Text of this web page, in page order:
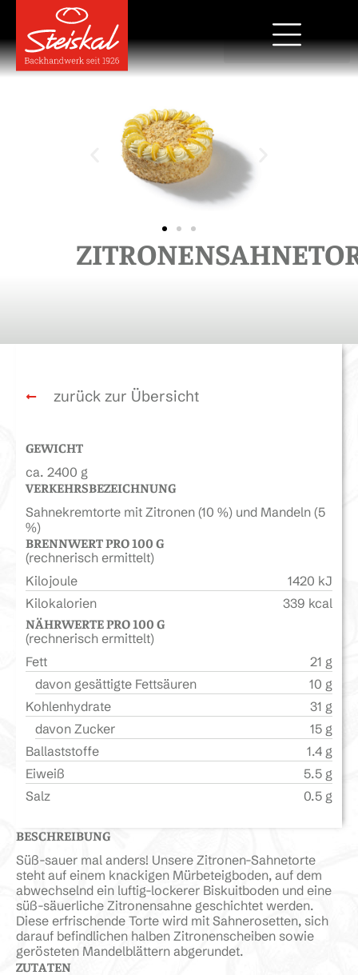
zurück zur Übersicht
GEWICHT
ca. 2400 g
VERKEHRSBEZEICHNUNG
Sahnekremtorte mit Zitronen (10 %) und Mandeln (5
%)
BRENNWERT PRO 100 G
(rechnerisch ermittelt)
Kilojoule
1420 kJ
Kilokalorien
339 kcal
NÄHRWERTE PRO 100 G
(rechnerisch ermittelt)
Fett
21 g
davon gesättigte Fettsäuren
10 g
Kohlenhydrate
31 g
davon Zucker
15 g
Ballaststoffe
1.4 g
Eiweiß
5.5 g
Salz
0.5 g
BESCHREIBUNG
Süß-sauer mal anders! Unsere Zitronen-Sahnetorte
steht auf einem knackigen Mürbeteigboden, auf dem
abwechselnd ein luftig-lockerer Biskuitboden und eine
süß-säuerliche Zitronensahne geschichtet werden.
Diese erfrischende Torte wird mit Sahnerosetten, sich
darauf befindlichen halben Zitronenscheiben sowie
gerösteten Mandelblättern abgerundet.
ZUTATEN